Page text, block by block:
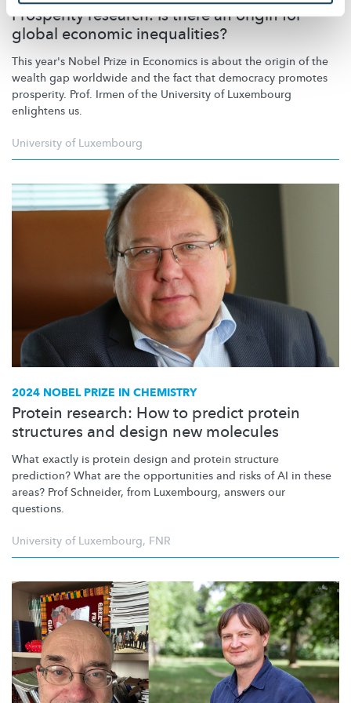
Prosperity research: Is there an origin for
global economic inequalities?
This year's Nobel Prize in Economics is about the origin of the
wealth gap worldwide and the fact that democracy promotes
prosperity. Prof. Irmen of the University of Luxembourg
enlightens us.
University of Luxembourg
2024 NOBEL PRIZE IN CHEMISTRY
Protein research: How to predict protein
structures and design new molecules
What exactly is protein design and protein structure
prediction? What are the opportunities and risks of AI in these
areas? Prof Schneider, from Luxembourg, answers our
questions.
University of Luxembourg, FNR